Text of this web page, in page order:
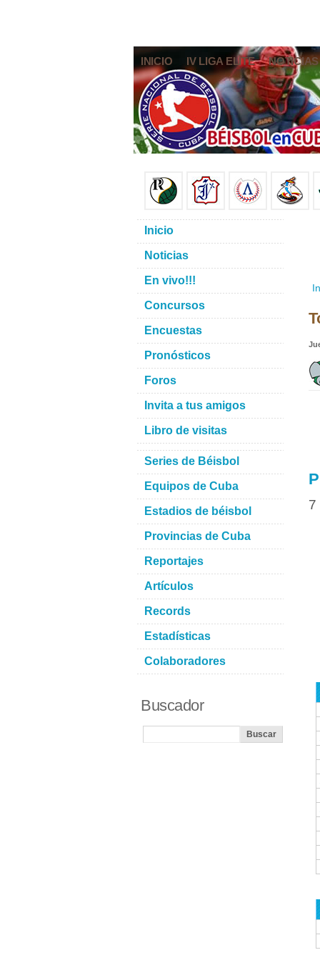
INICIO IV LIGA ELITE NOTICIAS
7
Inicio
Noticias
En vivo!!!
Concursos
Encuestas
Pronósticos
Foros
Invita a tus amigos
Libro de visitas
Series de Béisbol
Equipos de Cuba
Estadios de béisbol
Provincias de Cuba
Reportajes
Artículos
Records
Estadísticas
Colaboradores
Buscador